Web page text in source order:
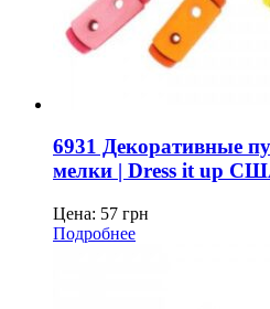
6931 Декоративные
мелки | Dress it up
Цена: 57 грн
Подробнее